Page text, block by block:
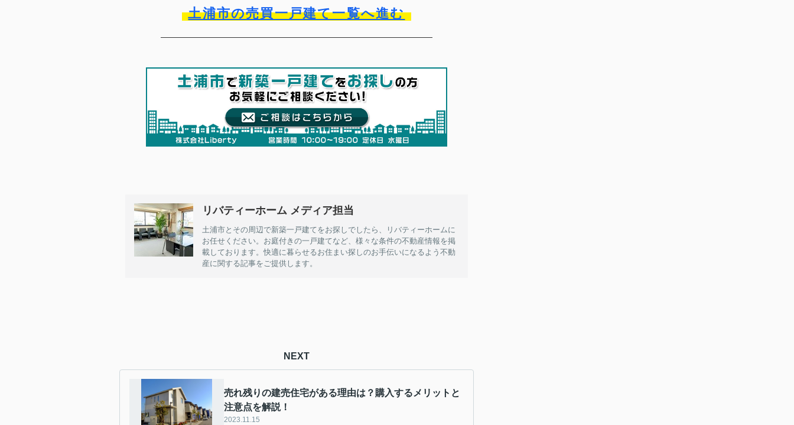
土浦市の売買一戸建て一覧へ進む
リバティーホーム メディア担当
土浦市とその周辺で新築一戸建てをお探しでしたら、リバティーホームに
お任せください。お庭付きの一戸建てなど、様々な条件の不動産情報を掲
載しております。快適に暮らせるお住まい探しのお手伝いになるよう不動
産に関する記事をご提供します。
NEXT
売れ残りの建売住宅がある理由は？購入するメリットと
注意点を解説！
2023.11.15